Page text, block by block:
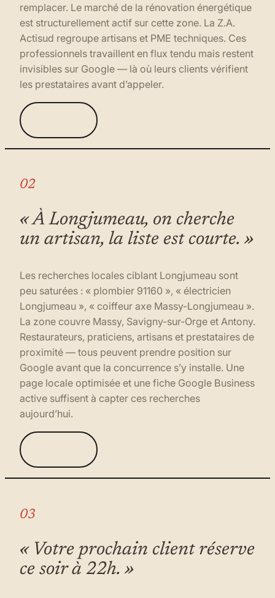
remplacer. Le marché de la rénovation énergétique
est structurellement actif sur cette zone. La Z.A.
Actisud regroupe artisans et PME techniques. Ces
professionnels travaillent en flux tendu mais restent
invisibles sur Google — là où leurs clients vérifient
les prestataires avant d’appeler.
02
« À Longjumeau, on cherche
un artisan, la liste est courte. »
Les recherches locales ciblant Longjumeau sont
peu saturées : « plombier 91160 », « électricien
Longjumeau », « coiffeur axe Massy-Longjumeau ».
La zone couvre Massy, Savigny-sur-Orge et Antony.
Restaurateurs, praticiens, artisans et prestataires de
proximité — tous peuvent prendre position sur
Google avant que la concurrence s’y installe. Une
page locale optimisée et une fiche Google Business
active suffisent à capter ces recherches
aujourd’hui.
03
« Votre prochain client réserve
ce soir à 22h. »